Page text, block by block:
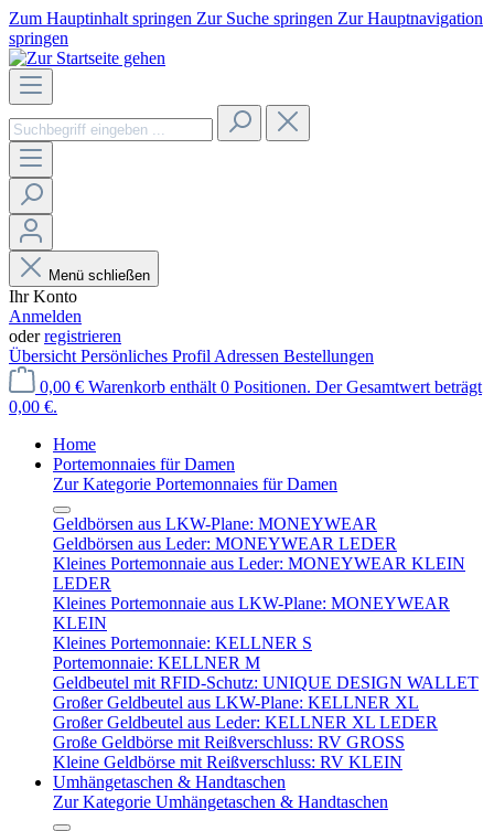
Zum Hauptinhalt springen Zur Suche springen Zur Hauptnavigation
springen
Menü schließen
Ihr Konto
Anmelden
oderregistrieren
Übersicht Persönliches Profil Adressen Bestellungen
0,00 € Warenkorb enthält 0 Positionen. Der Gesamtwert beträgt
0,00 €.
Home
Portemonnaies für Damen
Zur Kategorie Portemonnaies für Damen
Geldbörsen aus LKW-Plane: MONEYWEAR
Geldbörsen aus Leder: MONEYWEAR LEDER
Kleines Portemonnaie aus Leder: MONEYWEAR KLEIN
LEDER
Kleines Portemonnaie aus LKW-Plane: MONEYWEAR
KLEIN
Kleines Portemonnaie: KELLNER S
Portemonnaie: KELLNER M
Geldbeutel mit RFID-Schutz: UNIQUE DESIGN WALLET
Großer Geldbeutel aus LKW-Plane: KELLNER XL
Großer Geldbeutel aus Leder: KELLNER XL LEDER
Große Geldbörse mit Reißverschluss: RV GROSS
Kleine Geldbörse mit Reißverschluss: RV KLEIN
Umhängetaschen & Handtaschen
Zur Kategorie Umhängetaschen & Handtaschen